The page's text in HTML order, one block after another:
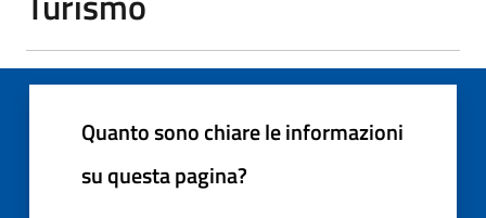
Quanto sono chiare le informazioni
su questa pagina?